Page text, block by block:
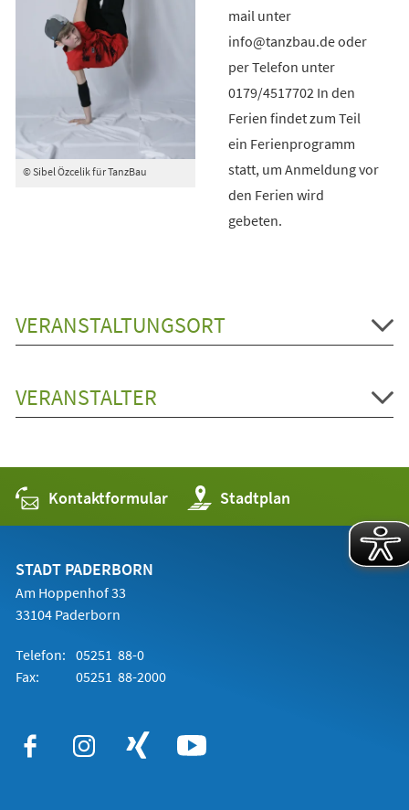
© Sibel Özcelik für TanzBau
mail unter
info@tanzbau.de oder
per Telefon unter
0179/4517702 In den
Ferien findet zum Teil
ein Ferienprogramm
statt, um Anmeldung vor
den Ferien wird
gebeten.
VERANSTALTUNGSORT
VERANSTALTER
Kontaktformular Stadtplan
(Öffnet
in
einem
STADT PADERBORN
Am Hoppenhof 33
33104 Paderborn
Telefon: 05251 88-0
Fax:
05251 88-2000